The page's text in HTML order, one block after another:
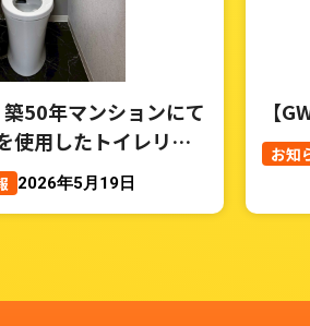
築50年マンションにて
使用したトイレリフ
2026年5月19日
【
お知